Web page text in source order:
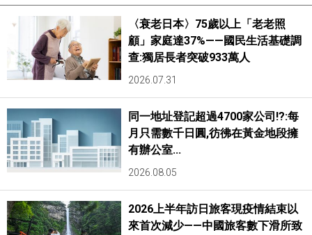
〈衰老日本〉75歲以上「老老照
顧」家庭達37%——國民生活基礎調
查:獨居長者突破933萬人
2026.07.31
同一地址登記超過4700家公司!?:每
月只需數千日圓,彷彿在黃金地段擁
有辦公室...
2026.08.05
2026上半年訪日旅客現疫情結束以
來首次減少——中國旅客數下滑所致